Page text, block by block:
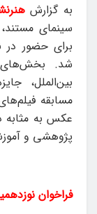
به گزارش
سینمای
برای حضور در
شد. بخش‌های
بین‌الملل،
مسابقه
عکس به مثابه
پژوهشی و
فراخوان